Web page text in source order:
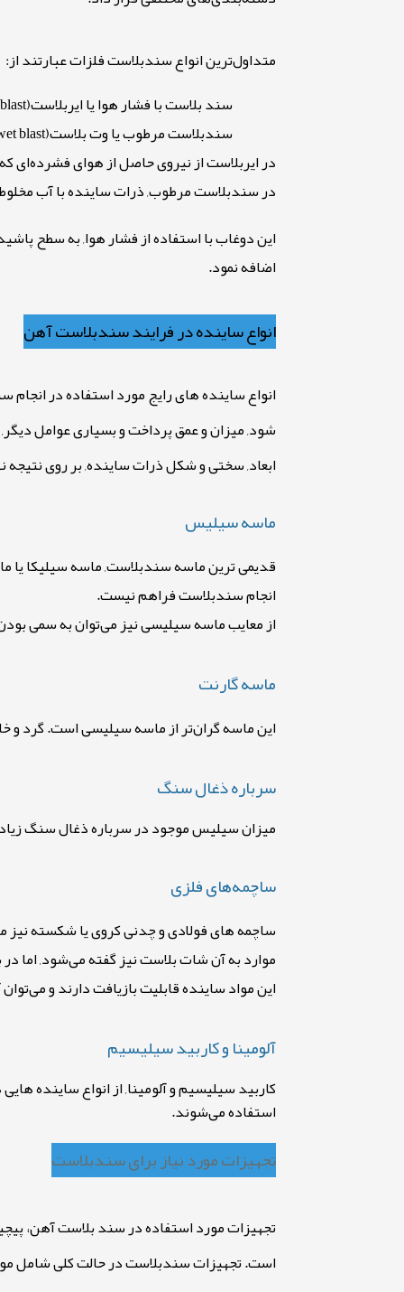
متداول‌ترین انواع سندبلاست فلزات عبارتند از:
سند بلاست با فشار هوا یا ایربلاست
سندبلاست مرطوب یا وت بلاستblast)
در ایربلاست از نیروی حاصل از هوای
در سندبلاست مرطوب, ذرات ساینده با آب
این دوغاب با استفاده از فشار هوا, به سطح
اضافه نمود.
انواع ساینده در فرایند سندبلاست آهن
انواع ساینده های رایج مورد استفاده در
شود, میزان و عمق پرداخت و بسیاری عوامل
ابعاد, سختی و شکل ذرات ساینده, بر روی نتیجه
ماسه سیلیس
قدیمی ترین ماسه سندبلاست, ماسه سیلیکا یا
انجام سندبلاست فراهم نیست.
از معایب ماسه سیلیسی نیز می‌توان به سمی
ماسه گارنت
این ماسه گران‌تر از ماسه سیلیسی است. گرد و
سرباره ذغال سنگ
میزان سیلیس موجود در سرباره ذغال سنگ
ساچمه‌های فلزی
ساچمه های فولادی و چدنی کروی یا شکسته نیز
موارد به آن شات بلاست نیز گفته می‌شود, اما
این مواد ساینده قابلیت بازیافت دارند و
آلومینا و کاربید سیلیسیم
کاربید سیلیسیم و آلومینا, از انواع ساینده
استفاده می‌شوند.
تجهیزات مورد نیاز برای سندبلاست
تجهیزات مورد استفاده در سند بلاست آهن،
است. تجهیزات سندبلاست در حالت کلی شامل